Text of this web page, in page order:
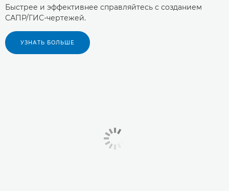
Быстрее и эффективнее справляйтесь с созданием
САПР/ГИС-чертежей.
УЗНАТЬ БОЛЬШЕ